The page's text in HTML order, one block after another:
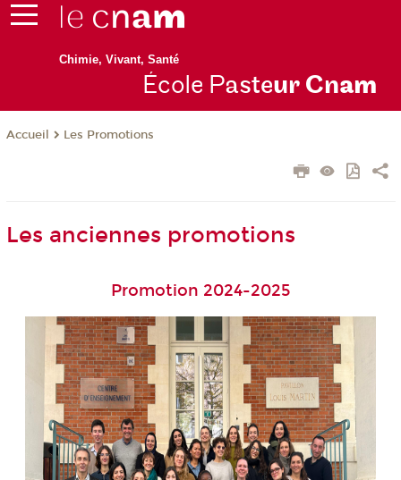
Chimie, Vivant, Santé
École Pasteur Cnam
Accueil Les Promotions
Les anciennes promotions
Promotion 2024-2025